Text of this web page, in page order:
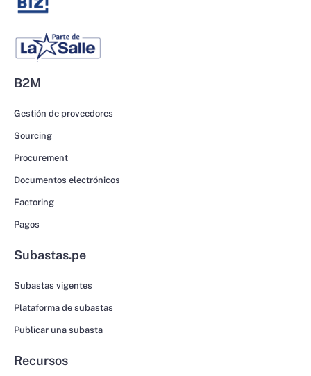
B2M
Gestión de proveedores
Sourcing
Procurement
Documentos electrónicos
Factoring
Pagos
Subastas.pe
Subastas vigentes
Plataforma de subastas
Publicar una subasta
Recursos